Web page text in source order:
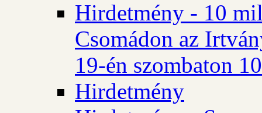
Hirdetmény - 10
Csomádon az
19-én szombaton
Hirdetmény